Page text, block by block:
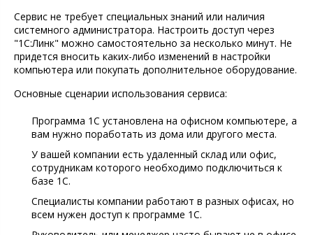
Сервис не требует специальных знаний или наличия
системного администратора. Настроить доступ через
"1С:Линк" можно самостоятельно за несколько минут. Не
придется вносить каких-либо изменений в настройки
компьютера или покупать дополнительное оборудование.
Основные сценарии использования сервиса:
Программа 1С установлена на офисном компьютере, а
вам нужно поработать из дома или другого места.
У вашей компании есть удаленный склад или офис,
сотрудникам которого необходимо подключиться к
базе 1С.
Специалисты компании работают в разных офисах, но
всем нужен доступ к программе 1С.